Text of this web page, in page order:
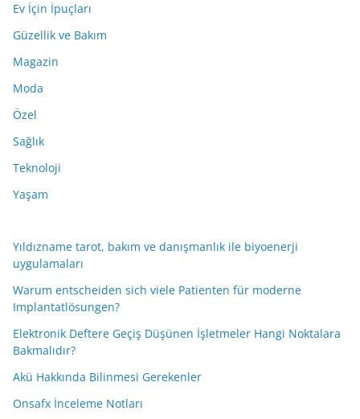
Ev İçin İpuçları
Güzellik ve Bakım
Magazin
Moda
Özel
Sağlık
Teknoloji
Yaşam
Yıldızname tarot, bakım ve danışmanlık ile biyoenerji
uygulamaları
Warum entscheiden sich viele Patienten für moderne
Implantatlösungen?
Elektronik Deftere Geçiş Düşünen İşletmeler Hangi Noktalara
Bakmalıdır?
Akü Hakkında Bilinmesi Gerekenler
Onsafx İnceleme Notları